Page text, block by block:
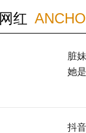
网红
脏
她
抖